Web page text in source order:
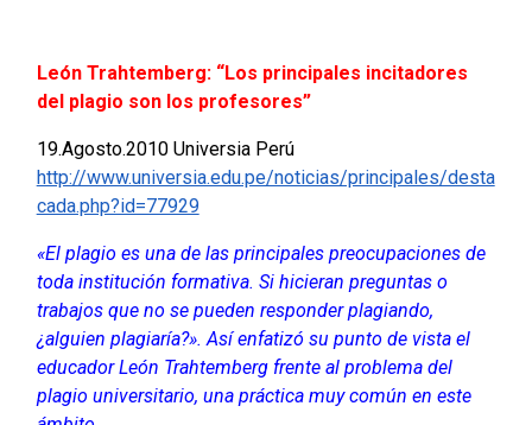
León Trahtemberg: “Los principales incitadores
del plagio son los profesores”
19.Agosto.2010 Universia Perú
http://www.universia.edu.pe/noticias/principales/desta
cada.php?id=77929
«El plagio es una de las principales preocupaciones de
toda institución formativa. Si hicieran preguntas o
trabajos que no se pueden responder plagiando,
¿alguien plagiaría?». Así enfatizó su punto de vista el
educador León Trahtemberg frente al problema del
plagio universitario, una práctica muy común en este